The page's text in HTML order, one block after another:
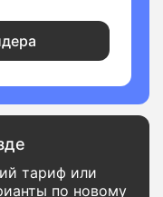
тариф или
по новому